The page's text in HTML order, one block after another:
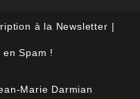
à la Newsletter
Spam !
Marie Darmian